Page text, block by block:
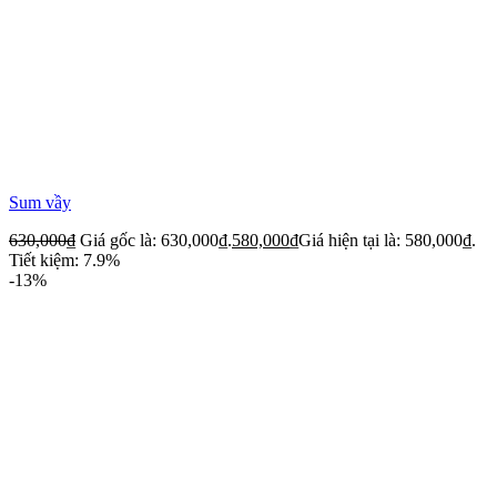
Sum vầy
630,000₫ Giá gốc là: 630,000₫.580,000₫Giá hiện tại là: 580,000₫.
Tiết kiệm: 7.9%
-13%